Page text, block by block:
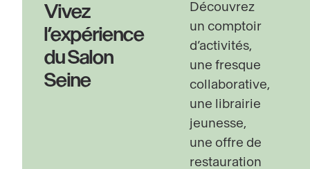
Vivez
l’expérience
du Salon
Seine
Découvrez
un comptoir
d’activités,
une fresque
collaborative,
une librairie
jeunesse,
une offre de
restauration